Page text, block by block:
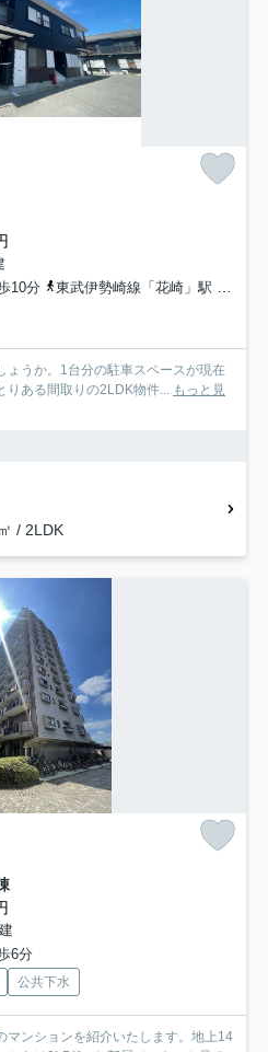
10分
東武伊勢崎線「花崎」駅 徒歩56分
ょうか。1台分の駐車スペースが現在
りある間取りの2LDK物件... もっと見
/ 2LDK
6分
公共下水
マンションを紹介いたします。地上14